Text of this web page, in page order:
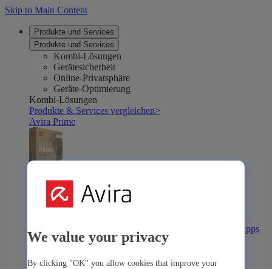
Skip to Main Content
Produkte und Services
Produkte und Services
Kombi-Lösungen
Gerätesicherheit
Online-Privatsphäre
Geräte-Optimierung
Kombi-Lösungen
Produkte & Services vergleichen>
Avira Prime
Avira Prime
Die umfassende Lösung mit vielen Premium-Tools & -Apps
We value your privacy
By clicking "OK" you allow cookies that improve your